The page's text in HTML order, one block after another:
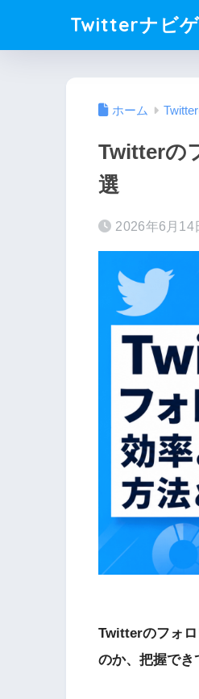
Twitterナビ
ホーム
Twitterの
選
2026年6月14
Twitterのフォ
のか、把握でき